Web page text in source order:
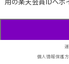
個人情報保護